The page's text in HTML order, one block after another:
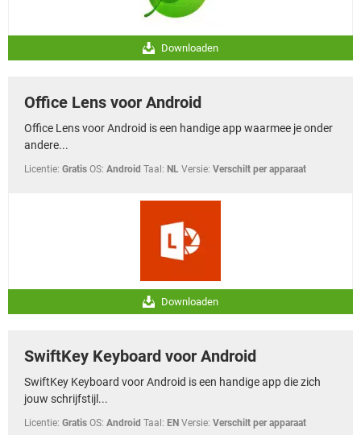
Downloaden
Office Lens voor Android
Office Lens voor Android is een handige app waarmee je onder
andere...
Licentie: Gratis OS: Android Taal: NL Versie: Verschilt per apparaat
Downloaden
SwiftKey Keyboard voor Android
SwiftKey Keyboard voor Android is een handige app die zich
jouw schrijfstijl...
Licentie: Gratis OS: Android Taal: EN Versie: Verschilt per apparaat